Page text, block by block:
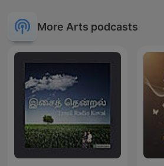
More Arts podcasts